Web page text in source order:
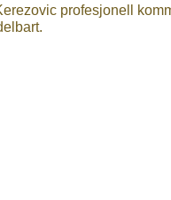
profesjonell